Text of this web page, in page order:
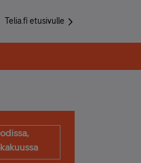
Telia.fi etusivulle